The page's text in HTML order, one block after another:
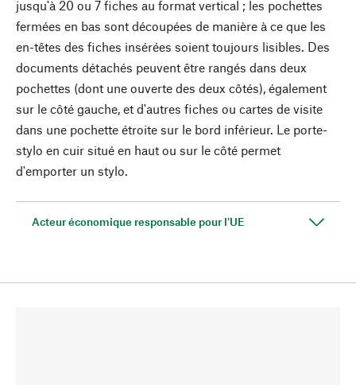
jusqu'à 20 ou 7 fiches au format vertical ; les pochettes
fermées en bas sont découpées de manière à ce que les
en-têtes des fiches insérées soient toujours lisibles. Des
documents détachés peuvent être rangés dans deux
pochettes (dont une ouverte des deux côtés), également
sur le côté gauche, et d'autres fiches ou cartes de visite
dans une pochette étroite sur le bord inférieur. Le porte-
stylo en cuir situé en haut ou sur le côté permet
d'emporter un stylo.
Acteur économique responsable pour l'UE